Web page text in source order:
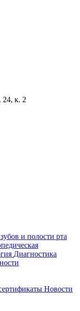
24, к. 2
и полости рта
Диагностика
Новости